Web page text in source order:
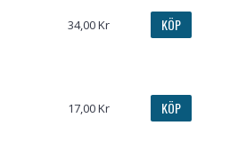
34,00 Kr KÖP
17,00 Kr KÖP